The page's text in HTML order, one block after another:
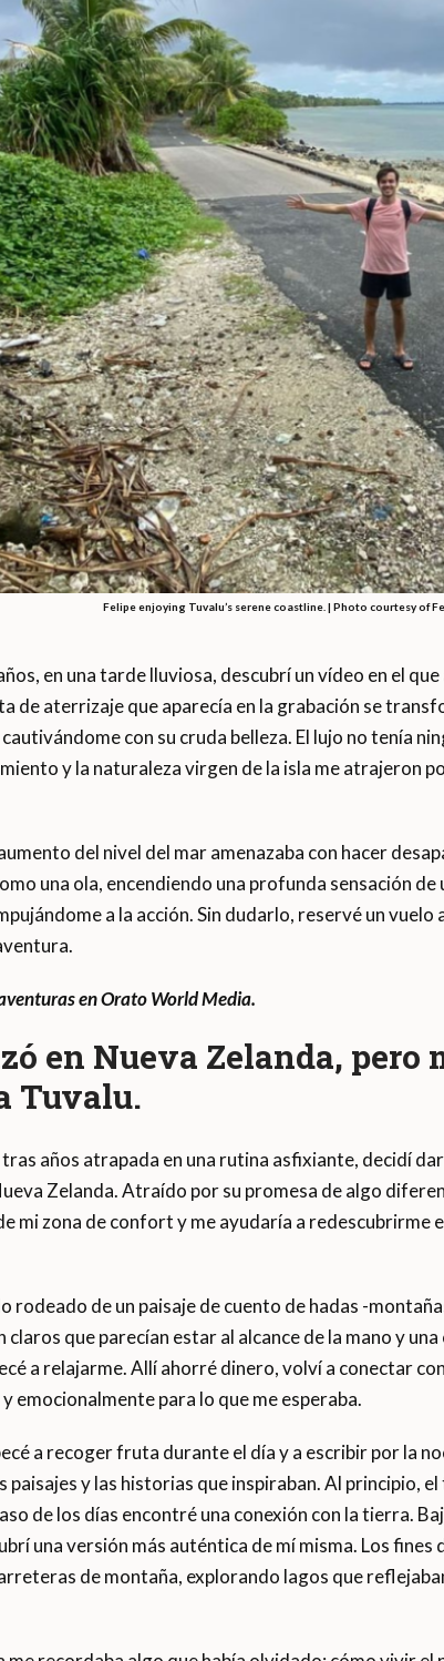
Felipe enjoying Tuvalu’s serene coastline. | Photo courtesy of
en una tarde lluviosa, descubrí un vídeo en el
de aterrizaje que aparecía en la grabación se
con su cruda belleza. El lujo no tenía
y la naturaleza virgen de la isla me atrajeron
del nivel del mar amenazaba con hacer
una ola, encendiendo una profunda sensación de
a la acción. Sin dudarlo, reservé un vuelo
en Orato World Media.
en Nueva Zelanda, pero
Tuvalu.
años atrapada en una rutina asfixiante, decidí
Zelanda. Atraído por su promesa de algo
mi zona de confort y me ayudaría a redescubrirme
rodeado de un paisaje de cuento de hadas -
claros que parecían estar al alcance de la mano y una
a relajarme. Allí ahorré dinero, volví a conectar
emocionalmente para lo que me esperaba.
a recoger fruta durante el día y a escribir por la
y las historias que inspiraban. Al principio,
de los días encontré una conexión con la tierra.
una versión más auténtica de mí misma. Los fines
de montaña, explorando lagos que